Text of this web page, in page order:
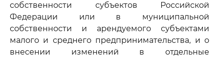
собственности субъектов Российской
Федерации или в муниципальной
собственности и арендуемого субъектами
малого и среднего предпринимательства, и о
внесении изменений в отдельные